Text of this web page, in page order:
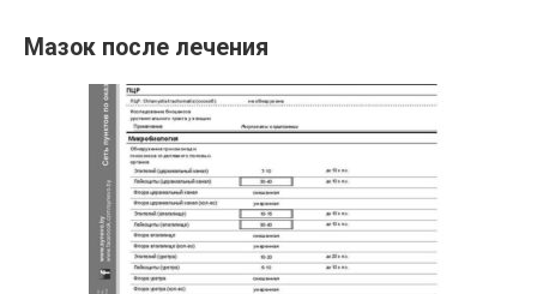
Мазок после лечения